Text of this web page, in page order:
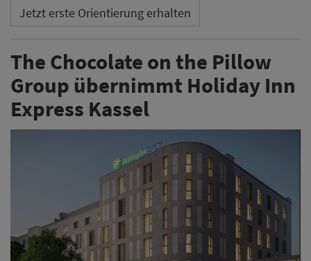
Jetzt erste Orientierung erhalten
The Chocolate on the Pillow
Group übernimmt Holiday Inn
Express Kassel